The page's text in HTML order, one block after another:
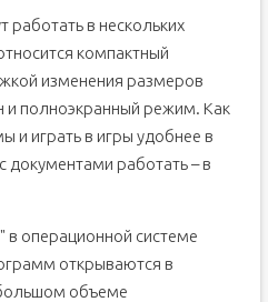
в нескольких
компактный
изменения размеров
и полноэкранный режим. Как
и играть в игры удобнее в
работать – в
операционной системе
открываются в
объеме